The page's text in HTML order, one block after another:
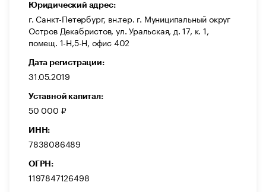
Юридический адрес:
г. Санкт-Петербург, вн.тер. г. Муниципальный округ
Остров Декабристов, ул. Уральская, д. 17, к. 1,
помещ. 1-Н,5-Н, офис 402
Дата регистрации:
31.05.2019
Уставной капитал:
50 000 ₽
ИНН:
7838086489
ОГРН:
1197847126498